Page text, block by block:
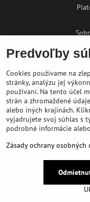
Predvoľby
Cookies používame na
stránky, analýzu jej
používaní. Na tento účel
strán a zhromaždené
alebo iných krajinách.
vyjadrujete svoj súhlas s
podrobné informácie
Zásady ochrany osobných